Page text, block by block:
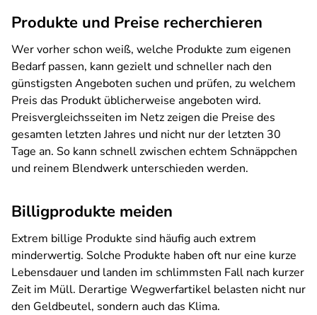
Produkte und Preise recherchieren
Wer vorher schon weiß, welche Produkte zum eigenen
Bedarf passen, kann gezielt und schneller nach den
günstigsten Angeboten suchen und prüfen, zu welchem
Preis das Produkt üblicherweise angeboten wird.
Preisvergleichsseiten im Netz zeigen die Preise des
gesamten letzten Jahres und nicht nur der letzten 30
Tage an. So kann schnell zwischen echtem Schnäppchen
und reinem Blendwerk unterschieden werden.
Billigprodukte meiden
Extrem billige Produkte sind häufig auch extrem
minderwertig. Solche Produkte haben oft nur eine kurze
Lebensdauer und landen im schlimmsten Fall nach kurzer
Zeit im Müll. Derartige Wegwerfartikel belasten nicht nur
den Geldbeutel, sondern auch das Klima.